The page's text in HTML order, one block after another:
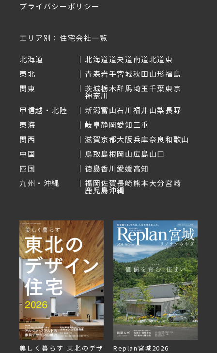
プライバシーポリシー
エリア別：住宅会社一覧
北海道 北海道道央道南道北道東
東北
青森岩手宮城秋田山形福島
関東
茨城栃木群馬埼玉千葉東京
神奈川
甲信越・北陸
新潟富山石川福井山梨長野
東海
岐阜静岡愛知三重
関西
滋賀京都大阪兵庫奈良和歌山
中国
鳥取島根岡山広島山口
四国
徳島香川愛媛高知
九州・沖縄
福岡佐賀長崎熊本大分宮崎
鹿児島沖縄
美しく暮らす 東北のデザ
Replan宮城2026